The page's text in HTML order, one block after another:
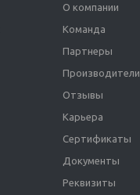
О компании
Команда
Партнеры
Производители
Отзывы
Карьера
Сертификаты
Документы
Реквизиты